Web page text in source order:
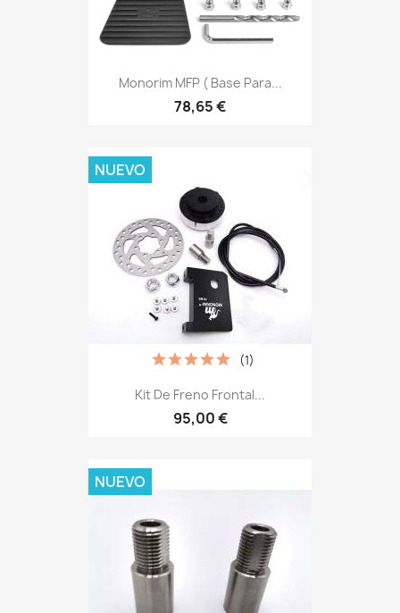
Monorim MFP ( Base Para...
78,65 €
Kit De Freno Frontal...
95,00 €
(1)
NUEVO
NUEVO